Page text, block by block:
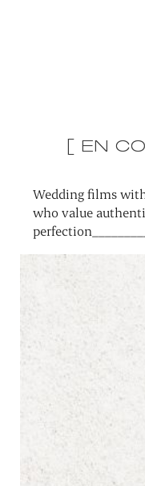
[ EN
Wedding films
who value